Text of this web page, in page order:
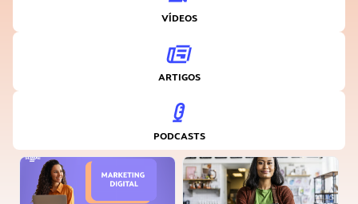
VÍDEOS
ARTIGOS
PODCASTS